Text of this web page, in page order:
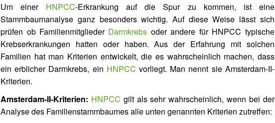
Um einer HNPCC-Erkrankung auf die Spur zu kommen, ist eine
Stammbaumanalyse ganz besonders wichtig. Auf diese Weise lässt sich
prüfen ob Familienmitglieder Darmkrebs oder andere für HNPCC typische
Krebserkrankungen hatten oder haben. Aus der Erfahrung mit solchen
Familien hat man Kriterien entwickelt, die es wahrscheinlich machen, dass
ein erblicher Darmkrebs, ein HNPCC vorliegt. Man nennt sie Amsterdam-II-
Kriterien.
Amsterdam-II-Kriterien: HNPCC gilt als sehr wahrscheinlich, wenn bei der
Analyse des Familienstammbaumes alle unten genannten Kriterien zutreffen: